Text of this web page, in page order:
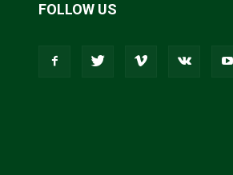
FOLLOW US